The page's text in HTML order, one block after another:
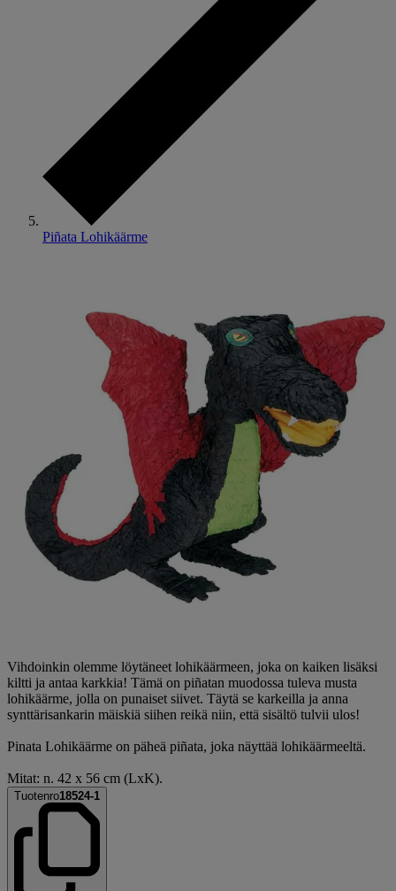
Piñata Lohikäärme
Vihdoinkin olemme löytäneet lohikäärmeen, joka on kaiken lisäksi
kiltti ja antaa karkkia! Tämä on piñatan muodossa tuleva musta
lohikäärme, jolla on punaiset siivet. Täytä se karkeilla ja anna
synttärisankarin mäiskiä siihen reikä niin, että sisältö tulvii ulos!
Pinata Lohikäärme on päheä piñata, joka näyttää lohikäärmeeltä.
Mitat: n. 42 x 56 cm (LxK).
Tuotenro18524-1